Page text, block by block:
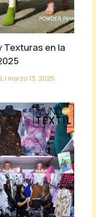
Texturas en la
| marzo 13, 2025